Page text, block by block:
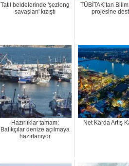
Tatil beldelerinde 'şezlong
savaşları' kızıştı
TÜBİTAK’tan
projesine
Hazırlıklar tamam:
Balıkçılar denize açılmaya
hazırlanıyor
Net Kârda Artış